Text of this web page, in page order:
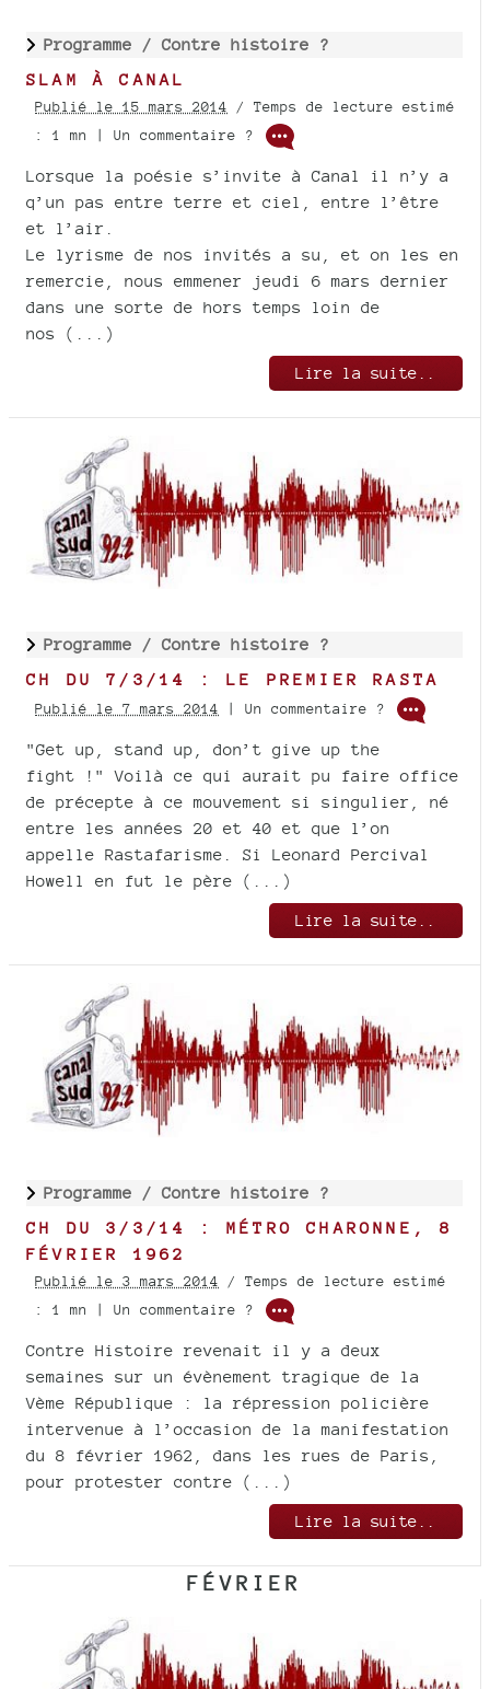
Programme / Contre histoire ?
SLAM À CANAL
Publié le 15 mars 2014 / Temps de lecture estimé
: 1 mn | Un commentaire ?
Lorsque la poésie s’invite à Canal il n’y a
q’un pas entre terre et ciel, entre l’être
et l’air.
Le lyrisme de nos invités a su, et on les en
remercie, nous emmener jeudi 6 mars dernier
dans une sorte de hors temps loin de
nos (...)
Lire la suite..
Programme / Contre histoire ?
CH DU 7/3/14 : LE PREMIER RASTA
Publié le 7 mars 2014 | Un commentaire ?
"Get up, stand up, don’t give up the
fight !" Voilà ce qui aurait pu faire office
de précepte à ce mouvement si singulier, né
entre les années 20 et 40 et que l’on
appelle Rastafarisme. Si Leonard Percival
Howell en fut le père (...)
Lire la suite..
Programme / Contre histoire ?
CH DU 3/3/14 : MÉTRO CHARONNE, 8
FÉVRIER 1962
Publié le 3 mars 2014 / Temps de lecture estimé
: 1 mn | Un commentaire ?
Contre Histoire revenait il y a deux
semaines sur un évènement tragique de la
Vème République : la répression policière
intervenue à l’occasion de la manifestation
du 8 février 1962, dans les rues de Paris,
pour protester contre (...)
Lire la suite..
FÉVRIER